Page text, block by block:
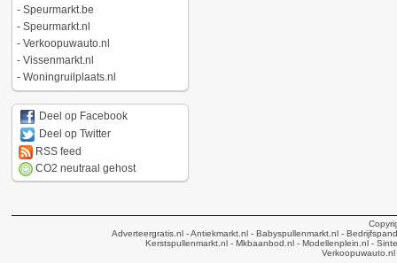
- Speurmarkt.be
- Speurmarkt.nl
- Verkoopuwauto.nl
- Vissenmarkt.nl
- Woningruilplaats.nl
Deel op Facebook
Deel op Twitter
RSS feed
CO2 neutraal gehost
Adverteergratis.nl - Antiekmarkt.nl - Babyspullenmarkt.nl -
Kerstspullenmarkt.nl- Mkbaanbod.nl- Modellenplein.nl-
Verkoopuwauto.nl